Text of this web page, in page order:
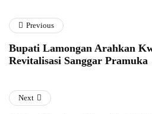
Previous
Bupati Lamongan Arahkan
Revitalisasi Sanggar Pramuka
Next